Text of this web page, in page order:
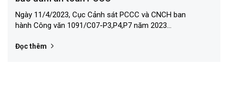
Ngày 11/4/2023, Cục Cảnh sát PCCC và CNCH ban
hành Công văn 1091/C07-P3,P4,P7 năm 2023...
Đọc thêm